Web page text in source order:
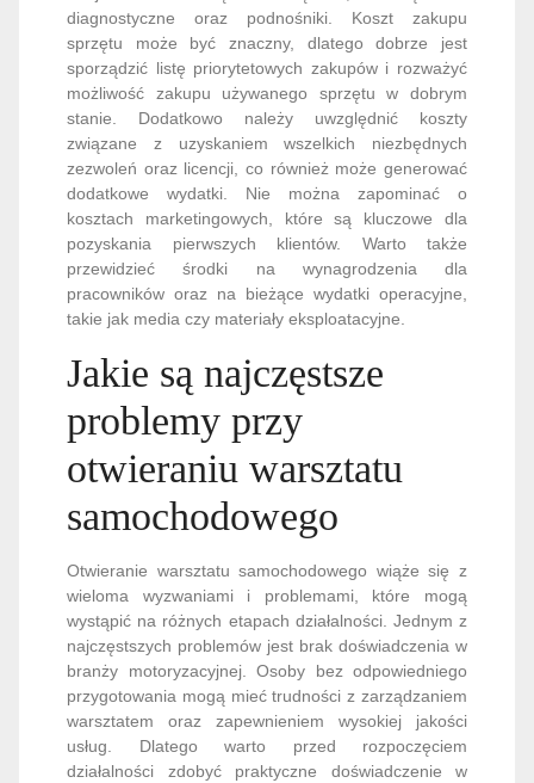
diagnostyczne oraz podnośniki. Koszt zakupu
sprzętu może być znaczny, dlatego dobrze jest
sporządzić listę priorytetowych zakupów i rozważyć
możliwość zakupu używanego sprzętu w dobrym
stanie. Dodatkowo należy uwzględnić koszty
związane z uzyskaniem wszelkich niezbędnych
zezwoleń oraz licencji, co również może generować
dodatkowe wydatki. Nie można zapominać o
kosztach marketingowych, które są kluczowe dla
pozyskania pierwszych klientów. Warto także
przewidzieć środki na wynagrodzenia dla
pracowników oraz na bieżące wydatki operacyjne,
takie jak media czy materiały eksploatacyjne.
Jakie są najczęstsze
problemy przy
otwieraniu warsztatu
samochodowego
Otwieranie warsztatu samochodowego wiąże się z
wieloma wyzwaniami i problemami, które mogą
wystąpić na różnych etapach działalności. Jednym z
najczęstszych problemów jest brak doświadczenia w
branży motoryzacyjnej. Osoby bez odpowiedniego
przygotowania mogą mieć trudności z zarządzaniem
warsztatem oraz zapewnieniem wysokiej jakości
usług. Dlatego warto przed rozpoczęciem
działalności zdobyć praktyczne doświadczenie w